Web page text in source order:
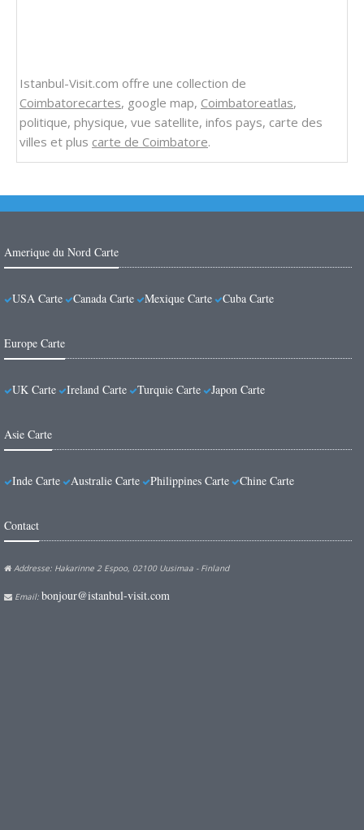
Istanbul-Visit.com offre une collection de
Coimbatorecartes, google map, Coimbatoreatlas,
politique, physique, vue satellite, infos pays, carte des
villes et plus carte de Coimbatore.
Amerique du Nord Carte
USA Carte Canada Carte Mexique Carte Cuba Carte
Europe Carte
UK Carte Ireland Carte Turquie Carte Japon Carte
Asie Carte
Inde Carte Australie Carte Philippines Carte Chine Carte
Contact
Addresse: Hakarinne 2 Espoo, 02100 Uusimaa - Finland
Email: bonjour@istanbul-visit.com